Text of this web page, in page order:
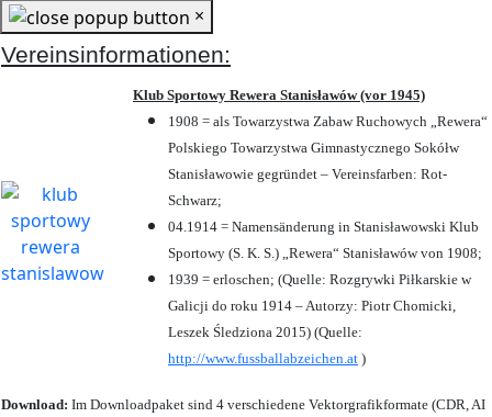
×
Vereinsinformationen:
Klub Sportowy Rewera Stanisławów (vor 1945)
1908 = als Towarzystwa Zabaw Ruchowych „Rewera“
Polskiego Towarzystwa Gimnastycznego Sokółw
Stanisławowie gegründet – Vereinsfarben: Rot-
Schwarz;
04.1914 = Namensänderung in Stanisławowski Klub
Sportowy (S. K. S.) „Rewera“ Stanisławów von 1908;
1939 = erloschen; (Quelle: Rozgrywki Piłkarskie w
Galicji do roku 1914 – Autorzy: Piotr Chomicki,
Leszek Śledziona 2015) (Quelle:
http://www.fussballabzeichen.at )
Download: Im Downloadpaket sind 4 verschiedene Vektorgrafikformate (CDR, AI